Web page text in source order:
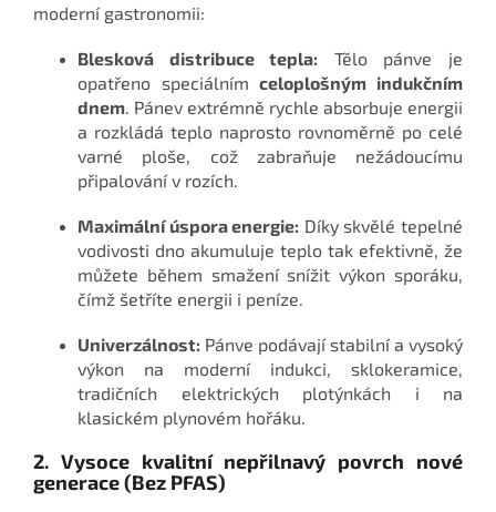
moderní gastronomii:
Blesková distribuce tepla: Tělo pánve je
opatřeno speciálnímceloplošným indukčním
dnem . Pánev extrémně rychle absorbuje energii
a rozkládá teplo naprosto rovnoměrně po celé
varné ploše, což zabraňuje nežádoucímu
připalování v rozích.
Maximální úspora energie: Díky skvělé tepelné
vodivosti dno akumuluje teplo tak efektivně, že
můžete během smažení snížit výkon sporáku,
čímž šetříte energii i peníze.
Univerzálnost: Pánve podávají stabilní a vysoký
výkon na moderní indukci, sklokeramice,
tradičních elektrických plotýnkách i na
klasickém plynovém hořáku.
2. Vysoce kvalitní nepřilnavý povrch nové
generace (Bez PFAS)